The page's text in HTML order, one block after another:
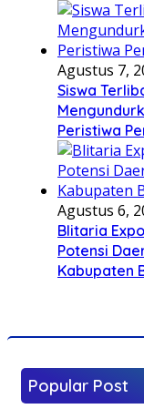
Agustus 7,
Siswa
Peristiwa
Agustus 6,
Blitaria
Potensi
Kabupaten
Popular Post